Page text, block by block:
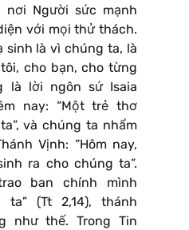
Người sức mạnh
với mọi thử thách.
sinh là vì chúng ta, là
cho bạn, cho từng
là lời ngôn sứ Isaia
nay: “Một trẻ thơ
và chúng ta nhẩm
Vịnh: “Hôm nay,
ra cho chúng ta”.
ban chính mình
(Tt 2,14), thánh
như thế. Trong Tin